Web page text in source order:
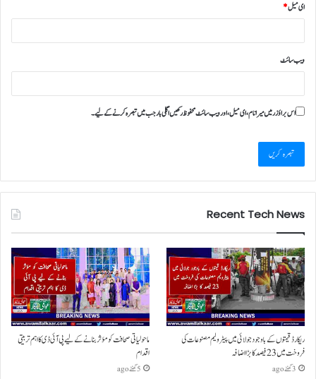
ای میل*
ویب‌ سائٹ
اس براؤزر میں میرا نام، ای میل، اور ویب سائٹ محفوظ رکھیں اگلی بار جب میں تبصرہ کرنے کےلیے۔
Recent Tech News
ریکارڈ قیمتوں کے باوجود جولائی میں پیٹرولیم مصنوعات کی
فروخت میں 23 فیصد کا بڑا اضافہ
3 گھنٹے ago
ماحولیاتی صحافت کو مؤثر بنانے کے لیے پی آئی ڈی کا اہم تربیتی
اقدام
5 گھنٹے ago